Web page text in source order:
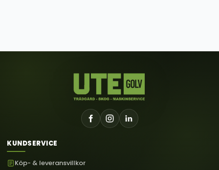
KUNDSERVICE
Köp- & leveransvillkor